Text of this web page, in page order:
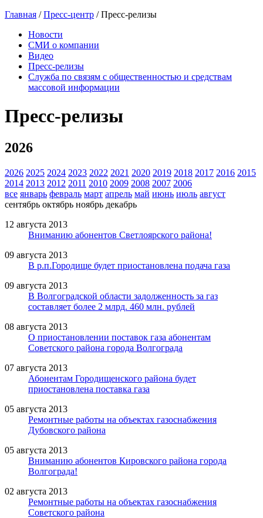
Главная /Пресс-центр / Пресс-релизы
Новости
СМИ о компании
Видео
Пресс-релизы
Служба по связям с общественностью и средствам
массовой информации
Пресс-релизы
2026
2026 2025 2024 2023 2022 2021 2020 2019 2018 2017 2016 2015
2014 2013 2012 2011 2010 2009 2008 2007 2006
все январь февраль март апрель май июнь июль август
сентябрь октябрь ноябрь декабрь
12 августа 2013
Вниманию абонентов Светлоярского района!
09 августа 2013
В р.п.Городище будет приостановлена подача газа
09 августа 2013
В Волгоградской области задолженность за газ
составляет более 2 млрд. 460 млн. рублей
08 августа 2013
О приостановлении поставок газа абонентам
Советского района города Волгограда
07 августа 2013
Абонентам Городищенского района будет
приостановлена поставка газа
05 августа 2013
Ремонтные работы на объектах газоснабжения
Дубовского района
05 августа 2013
Вниманию абонентов Кировского района города
Волгограда!
02 августа 2013
Ремонтные работы на объектах газоснабжения
Советского района